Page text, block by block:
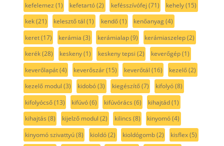
kefelemez (1) kefetartó(2) kefésszívófej (71) kehely(15)
kek(21) kelesztő tál (1) kendő(1) kenőanyag(4)
keret(17) kerámia (3) kerámialap(9) kerámiaszelep(2)
kerék(28) keskeny(1) keskeny tepsi (2) keverőgép(1)
keverőlapát(4) keverőszár(15) keverőtál (16) kezelő(2)
kezelő modul (3) kidobó(3) kiegészítő(7) kifolyó(8)
kifolyócső(13) kifúvó(6) kifúvórács (6) kihajtád(1)
kihajtás (8) kijelző modul (2) kilincs (8) kinyomó(4)
kinyomó szivattyú(8) kioldó(2) kioldógomb(2) kisflex(5)